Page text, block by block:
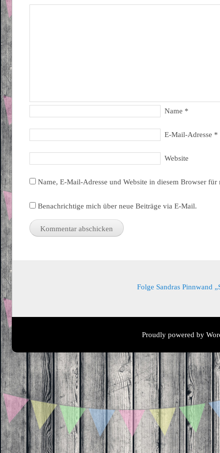
Name *
E-Mail-Adresse *
Website
Name, E-Mail-Adresse und Website in diesem Browser
Benachrichtige mich über neue Beiträge via E-Mail.
Folge Sandras Pinnwand
Proudly powered by